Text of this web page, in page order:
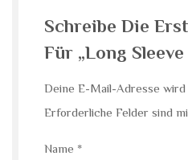
Schreibe Die
Für „Long Sleeve
Deine E-Mail-Adresse
Erforderliche Felder sind
Name *